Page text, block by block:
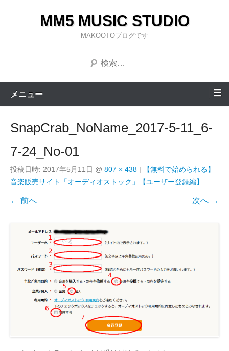
キ
MM5 MUSIC STUDIO
MAKOOTOブログです
検
索
メニュー
SnapCrab_NoName_2017-5-11_6-
7-24_No-01
投稿日時: 2017年5月11日 @ 807 × 438 |
【無料で始められる】
音楽販売サイト「オーディオストック」【ユーザー登録編】
← 前へ 次へ →